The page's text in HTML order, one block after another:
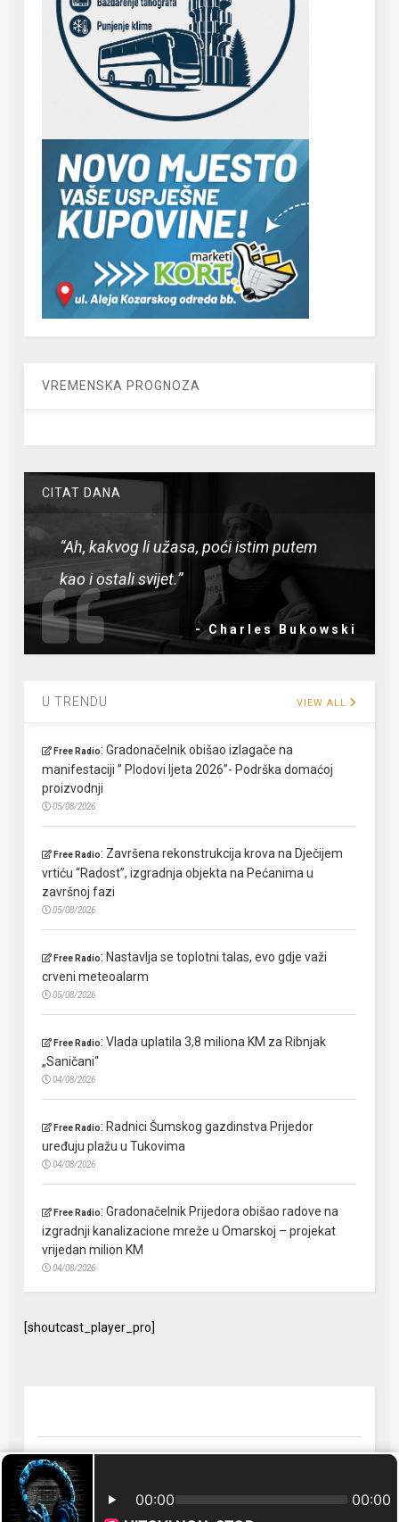
VREMENSKA PROGNOZA
CITAT DANA
“Ah, kakvog li užasa, poći istim putem
kao i ostali svijet.”
- Charles Bukowski
U TRENDU VIEW ALL
Free Radio:Gradonačelnik obišao izlagače na
manifestaciji ” Plodovi ljeta 2026”- Podrška domaćoj
proizvodnji
05/08/2026
Free Radio: Završena rekonstrukcija krova na Dječijem
vrtiću “Radost”, izgradnja objekta na Pećanima u
završnoj fazi
05/08/2026
Free Radio: Nastavlja se toplotni talas, evo gdje važi
crveni meteoalarm
05/08/2026
Free Radio:Vlada uplatila 3,8 miliona KM za Ribnjak
„Saničani“
04/08/2026
Free Radio: Radnici Šumskog gazdinstva Prijedor
uređuju plažu u Tukovima
04/08/2026
Free Radio:Gradonačelnik Prijedora obišao radove na
izgradnji kanalizacione mreže u Omarskoj – projekat
vrijedan milion KM
04/08/2026
[shoutcast_player_pro]
© 2024 Free Radio Prijedor. Sva prava zaštićena Designed by